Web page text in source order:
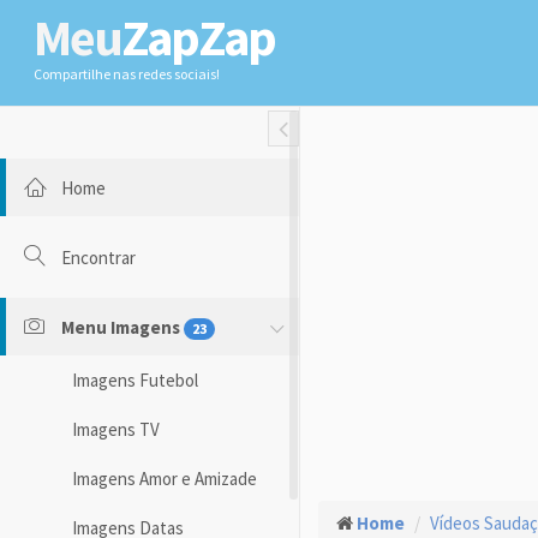
MeuZapZap
Compartilhe nas redes sociais!
Toggle Fullwidth
Home
Encontrar
Menu Imagens 23
Imagens Futebol
Imagens TV
Imagens Amor e Amizade
Imagens Datas Home Vídeos